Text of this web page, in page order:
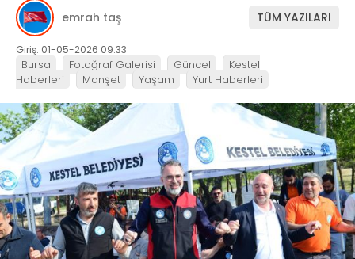
emrah taş TÜM YAZILARI
Giriş: 01-05-2026 09:33
Bursa Fotoğraf Galerisi Güncel
Kestel
Haberleri
Manşet Yaşam Yurt Haberleri